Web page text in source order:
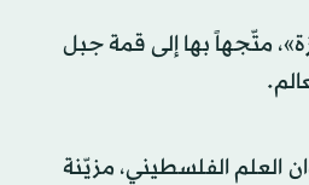
متّجهاً بها إلى قمة جبل
العلم الفلسطيني، مزيّنة